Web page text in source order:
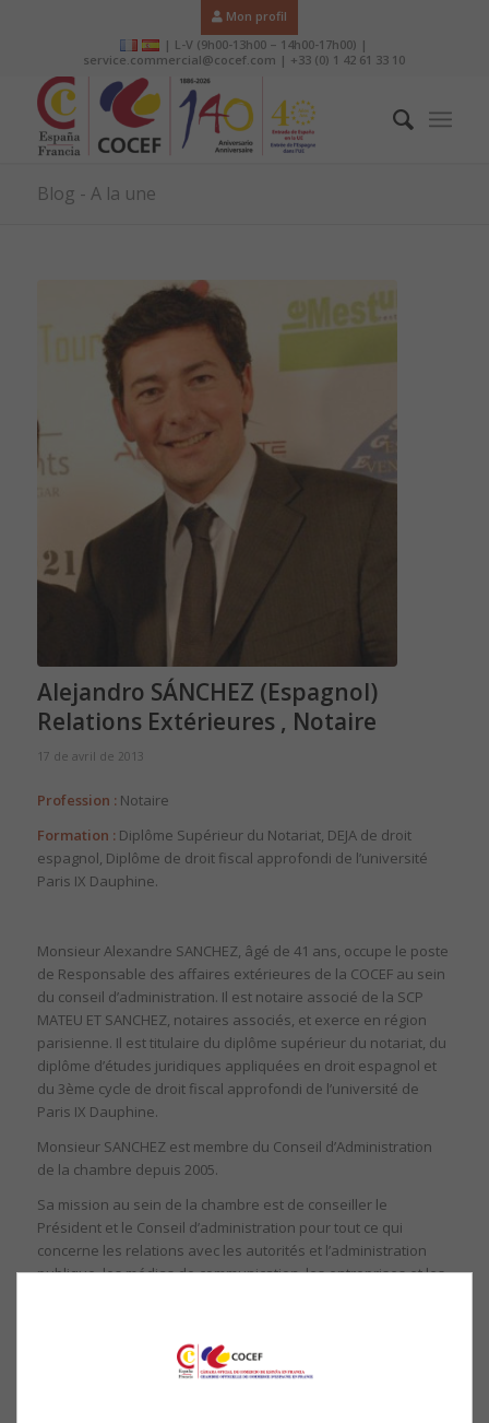
Mon profil
| L-V (9h00-13h00 – 14h00-17h00) |
service.commercial@cocef.com | +33 (0) 1 42 61 33 10
Blog - A la une
Alejandro SÁNCHEZ (Espagnol)
Relations Extérieures , Notaire
17 de avril de 2013
Profession :Notaire
Formation :Diplôme Supérieur du Notariat, DEJA de droit
espagnol, Diplôme de droit fiscal approfondi de l’université
Paris IX Dauphine.
Monsieur Alexandre SANCHEZ, âgé de 41 ans, occupe le poste
de Responsable des affaires extérieures de la COCEF au sein
du conseil d’administration. Il est notaire associé de la SCP
MATEU ET SANCHEZ, notaires associés, et exerce en région
parisienne. Il est titulaire du diplôme supérieur du notariat, du
diplôme d’études juridiques appliquées en droit espagnol et
du 3ème cycle de droit fiscal approfondi de l’université de
Paris IX Dauphine.
Monsieur SANCHEZ est membre du Conseil d’Administration
de la chambre depuis 2005.
Sa mission au sein de la chambre est de conseiller le
Président et le Conseil d’administration pour tout ce qui
concerne les relations avec les autorités et l’administration
publique, les médias de communication, les entreprises et les